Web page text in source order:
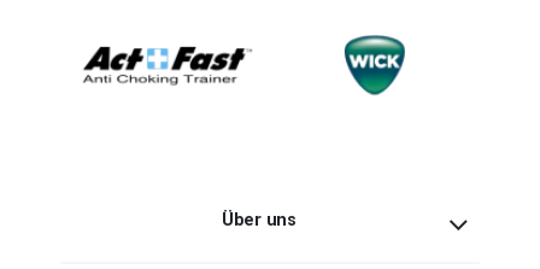
Über uns